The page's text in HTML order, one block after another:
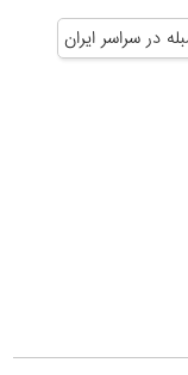
در سراسر ایران